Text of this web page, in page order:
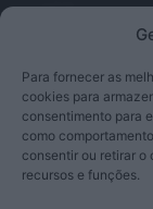
Para fornecer as
cookies para
consentimento para
como
consentir ou retirar
recursos e funções.
inteligentes.